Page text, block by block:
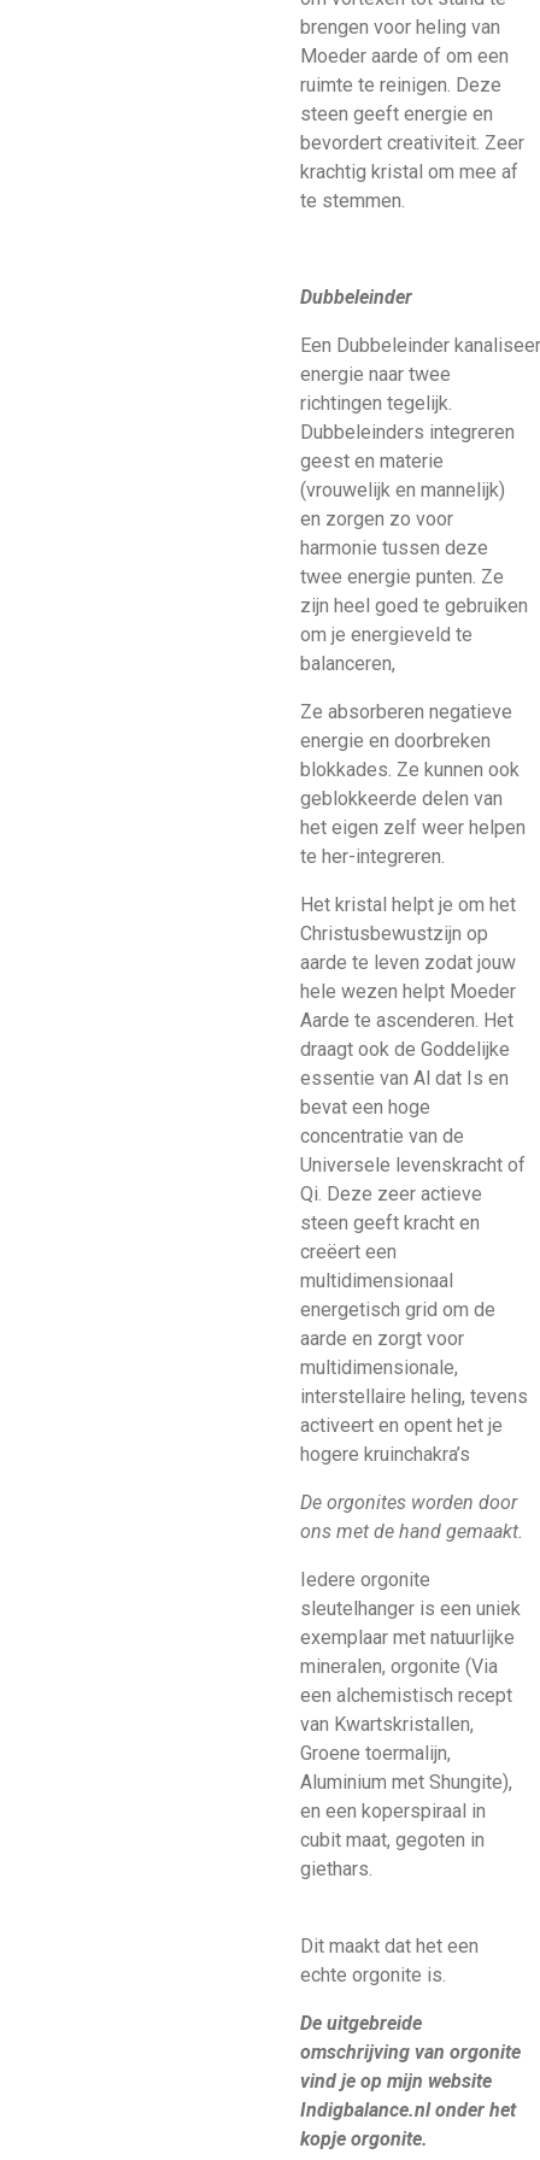
brengen voor heling van
Moeder aarde of om een
ruimte te reinigen. Deze
steen geeft energie en
bevordert creativiteit. Zeer
krachtig kristal om mee af
te stemmen.
Dubbeleinder
Een Dubbeleinder
energie naar twee
richtingen tegelijk.
Dubbeleinders integreren
geest en materie
(vrouwelijk en mannelijk)
en zorgen zo voor
harmonie tussen deze
twee energie punten. Ze
zijn heel goed te gebruiken
om je energieveld te
balanceren,
Ze absorberen negatieve
energie en doorbreken
blokkades. Ze kunnen ook
geblokkeerde delen van
het eigen zelf weer helpen
te her-integreren.
Het kristal helpt je om het
Christusbewustzijn op
aarde te leven zodat jouw
hele wezen helpt Moeder
Aarde te ascenderen. Het
draagt ook de Goddelijke
essentie van Al dat Is en
bevat een hoge
concentratie van de
Universele levenskracht of
Qi. Deze zeer actieve
steen geeft kracht en
creëert een
multidimensionaal
energetisch grid om de
aarde en zorgt voor
multidimensionale,
interstellaire heling, tevens
activeert en opent het je
hogere kruinchakra’s
De orgonites worden door
ons met de hand gemaakt.
Iedere orgonite
sleutelhanger is een uniek
exemplaar met natuurlijke
mineralen, orgonite (Via
een alchemistisch recept
van Kwartskristallen,
Groene toermalijn,
Aluminium met Shungite),
en een koperspiraal in
cubit maat, gegoten in
giethars.
Dit maakt dat het een
echte orgonite is.
De uitgebreide
omschrijving van orgonite
vind je op mijn website
Indigbalance.nl onder het
kopje orgonite.